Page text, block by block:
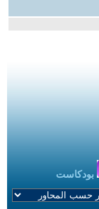
بودكاست